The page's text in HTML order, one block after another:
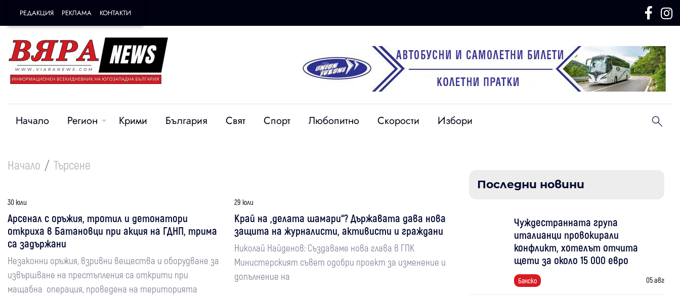
РЕДАКЦИЯ РЕКЛАМА КОНТАКТИ
Начало Регион Крими България Свят Спорт Любопитно Скорости Избори
Начало Търсене
30 юли
Арсенал с оръжия, тротил и детонатори
откриха в Батановци при акция на ГДНП, трима
са задържани
Незаконни оръжия, взривни вещества и оборудване за
извършване на престъпления са открити при
мащабна операция, проведена на територията
29 юли
Край на „делата шамари“? Държавата дава нова
защита на журналисти, активисти и граждани
Николай Найденов: Създаваме нова глава в ГПК
Министерският съвет одобри проект за изменение и
допълнение на
Последни новини
Чуждестранната група
италианци провокирали
конфликт, хотелът отчита
щети за около 15 000 евро
Банско 05 авг